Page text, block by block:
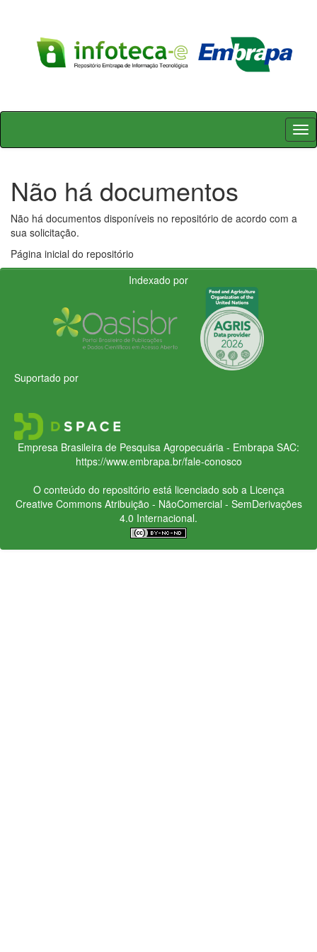
Skip
Não há documentos
Não há documentos disponíveis no repositório de acordo com a
sua solicitação.
Página inicial do repositório
Indexado por
Suportado por
Empresa Brasileira de Pesquisa Agropecuária - Embrapa SAC:
https://www.embrapa.br/fale-conosco
O conteúdo do repositório está licenciado sob a Licença
Creative CommonsAtribuição - NãoComercial - SemDerivações
4.0 Internacional.